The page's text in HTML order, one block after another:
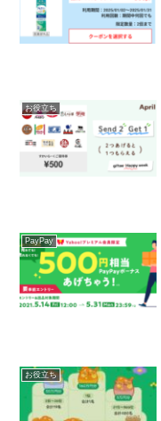
お役立ち
PayPay
お役立ち